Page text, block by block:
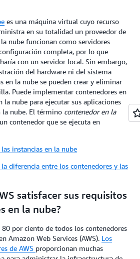
es una máquina virtual cuyo recurso
en su totalidad un proveedor de
nube funcionan como servidores
completa, por lo que
con un servidor local. Sin embargo,
del hardware ni del sistema
en la nube se pueden crear y eliminar
Puede implementar contenedores en
la nube para ejecutar sus aplicaciones
la nube. El término contenedor en la
contenedor que se ejecuta en
instancias en la nube
diferencia entre los contenedores y las
satisfacer sus requisitos
en la nube?
80 por ciento de todos los contenedores
Amazon Web Services (AWS). Los
de AWS proporcionan muchas